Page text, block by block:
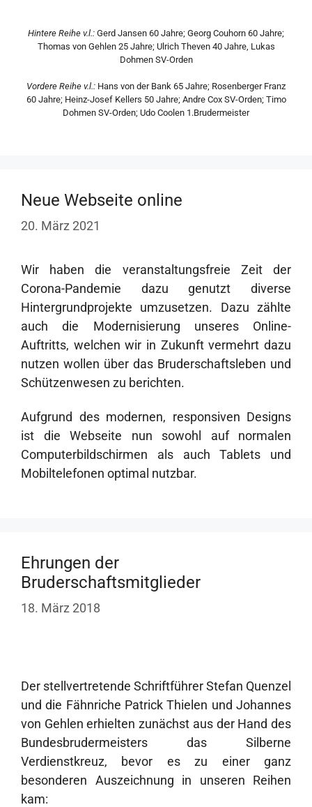
Hintere Reihe v.l.: Gerd Jansen 60 Jahre; Georg Couhorn 60 Jahre;
Thomas von Gehlen 25 Jahre; Ulrich Theven 40 Jahre, Lukas
Dohmen SV-Orden
Vordere Reihe v.l.: Hans von der Bank 65 Jahre; Rosenberger Franz
60 Jahre; Heinz-Josef Kellers 50 Jahre; Andre Cox SV-Orden; Timo
Dohmen SV-Orden; Udo Coolen 1.Brudermeister
Neue Webseite online
20. März 2021
Wir haben die veranstaltungsfreie Zeit der
Corona-Pandemie dazu genutzt diverse
Hintergrundprojekte umzusetzen. Dazu zählte
auch die Modernisierung unseres Online-
Auftritts, welchen wir in Zukunft vermehrt dazu
nutzen wollen über das Bruderschaftsleben und
Schützenwesen zu berichten.
Aufgrund des modernen, responsiven Designs
ist die Webseite nun sowohl auf normalen
Computerbildschirmen als auch Tablets und
Mobiltelefonen optimal nutzbar.
Ehrungen der
Bruderschaftsmitglieder
18. März 2018
Der stellvertretende Schriftführer Stefan Quenzel
und die Fähnriche Patrick Thielen und Johannes
von Gehlen erhielten zunächst aus der Hand des
Bundesbrudermeisters das Silberne
Verdienstkreuz, bevor es zu einer ganz
besonderen Auszeichnung in unseren Reihen
kam: